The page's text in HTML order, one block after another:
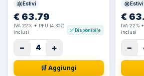
Estivi
€ 63.79
IVA 22% + PFU (4.30€)
inclusi
✅Disponibile
− 4 +
🛒 Aggiungi
Estivi
€
IVA 22%
inclusi
−